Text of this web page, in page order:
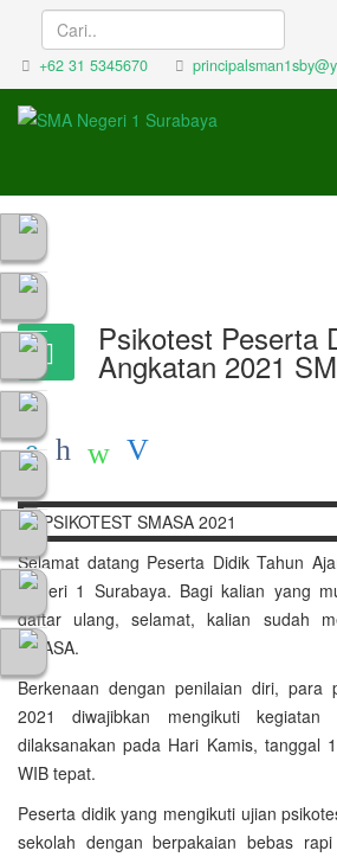
+62 31 5345670
Psikotest Peserta
Angkatan 2021
Selamat datang Peserta Didik Tahun
Negeri 1 Surabaya. Bagi kalian yang
daftar ulang, selamat, kalian sudah
SMASA.
Berkenaan dengan penilaian diri, para
2021 diwajibkan mengikuti
dilaksanakan pada Hari Kamis, tanggal
WIB tepat.
Peserta didik yang mengikuti ujian
sekolah dengan berpakaian bebas